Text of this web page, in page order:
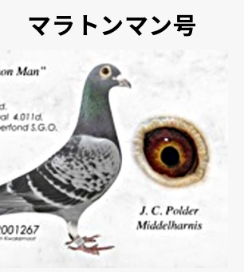
マラトンマン号